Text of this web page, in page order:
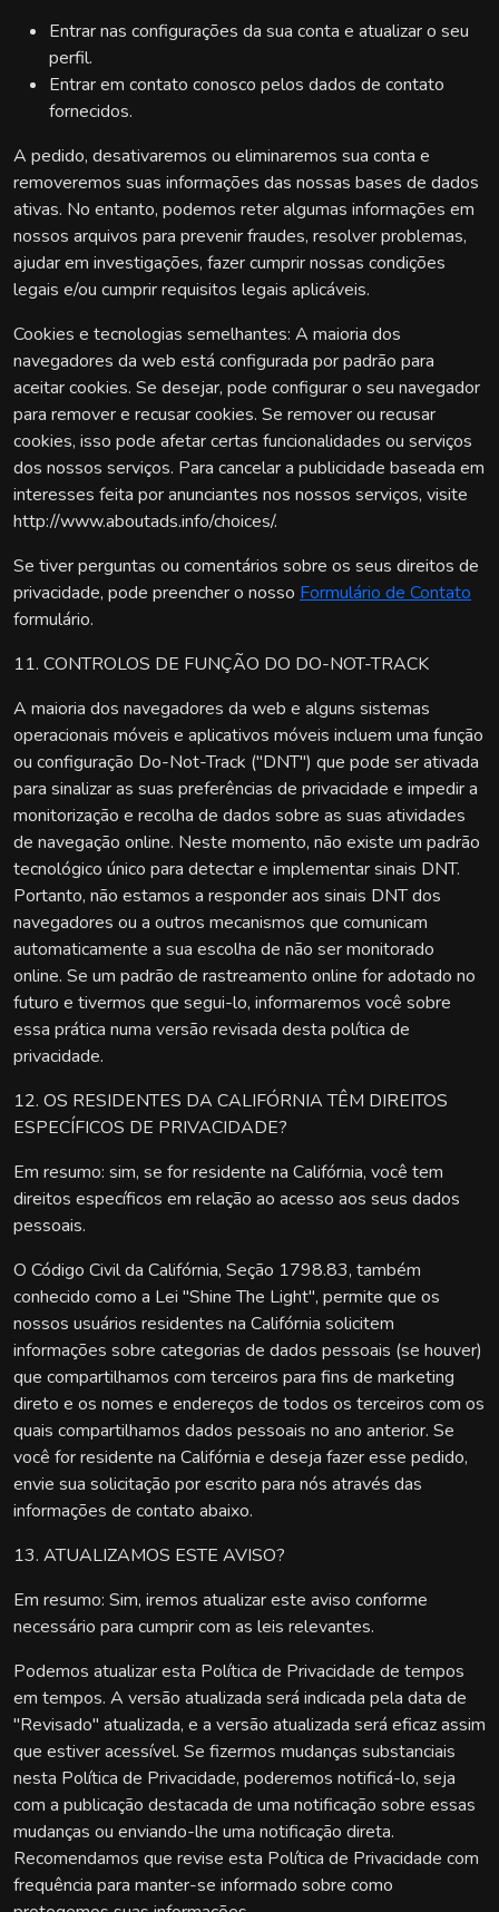
Entrar nas configurações da sua conta e atualizar o seu
perfil.
Entrar em contato conosco pelos dados de contato
fornecidos.
A pedido, desativaremos ou eliminaremos sua conta e
removeremos suas informações das nossas bases de dados
ativas. No entanto, podemos reter algumas informações em
nossos arquivos para prevenir fraudes, resolver problemas,
ajudar em investigações, fazer cumprir nossas condições
legais e/ou cumprir requisitos legais aplicáveis.
Cookies e tecnologias semelhantes: A maioria dos
navegadores da web está configurada por padrão para
aceitar cookies. Se desejar, pode configurar o seu navegador
para remover e recusar cookies. Se remover ou recusar
cookies, isso pode afetar certas funcionalidades ou serviços
dos nossos serviços. Para cancelar a publicidade baseada em
interesses feita por anunciantes nos nossos serviços, visite
http://www.aboutads.info/choices/.
Se tiver perguntas ou comentários sobre os seus direitos de
privacidade, pode preencher o nosso Formulário de Contato
formulário.
11. CONTROLOS DE FUNÇÃO DO DO-NOT-TRACK
A maioria dos navegadores da web e alguns sistemas
operacionais móveis e aplicativos móveis incluem uma função
ou configuração Do-Not-Track ("DNT") que pode ser ativada
para sinalizar as suas preferências de privacidade e impedir a
monitorização e recolha de dados sobre as suas atividades
de navegação online. Neste momento, não existe um padrão
tecnológico único para detectar e implementar sinais DNT.
Portanto, não estamos a responder aos sinais DNT dos
navegadores ou a outros mecanismos que comunicam
automaticamente a sua escolha de não ser monitorado
online. Se um padrão de rastreamento online for adotado no
futuro e tivermos que segui-lo, informaremos você sobre
essa prática numa versão revisada desta política de
privacidade.
12. OS RESIDENTES DA CALIFÓRNIA TÊM DIREITOS
ESPECÍFICOS DE PRIVACIDADE?
Em resumo: sim, se for residente na Califórnia, você tem
direitos específicos em relação ao acesso aos seus dados
pessoais.
O Código Civil da Califórnia, Seção 1798.83, também
conhecido como a Lei "Shine The Light", permite que os
nossos usuários residentes na Califórnia solicitem
informações sobre categorias de dados pessoais (se houver)
que compartilhamos com terceiros para fins de marketing
direto e os nomes e endereços de todos os terceiros com os
quais compartilhamos dados pessoais no ano anterior. Se
você for residente na Califórnia e deseja fazer esse pedido,
envie sua solicitação por escrito para nós através das
informações de contato abaixo.
13. ATUALIZAMOS ESTE AVISO?
Em resumo: Sim, iremos atualizar este aviso conforme
necessário para cumprir com as leis relevantes.
Podemos atualizar esta Política de Privacidade de tempos
em tempos. A versão atualizada será indicada pela data de
"Revisado" atualizada, e a versão atualizada será eficaz assim
que estiver acessível. Se fizermos mudanças substanciais
nesta Política de Privacidade, poderemos notificá-lo, seja
com a publicação destacada de uma notificação sobre essas
mudanças ou enviando-lhe uma notificação direta.
Recomendamos que revise esta Política de Privacidade com
frequência para manter-se informado sobre como